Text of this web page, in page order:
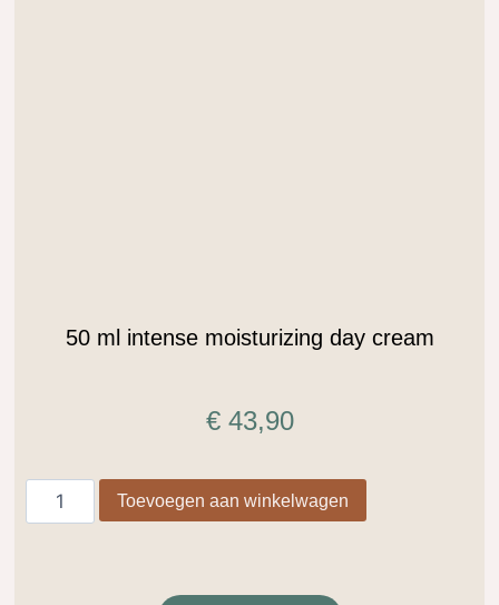
50 ml intense moisturizing day cream
€43,90
Toevoegen aan winkelwagen